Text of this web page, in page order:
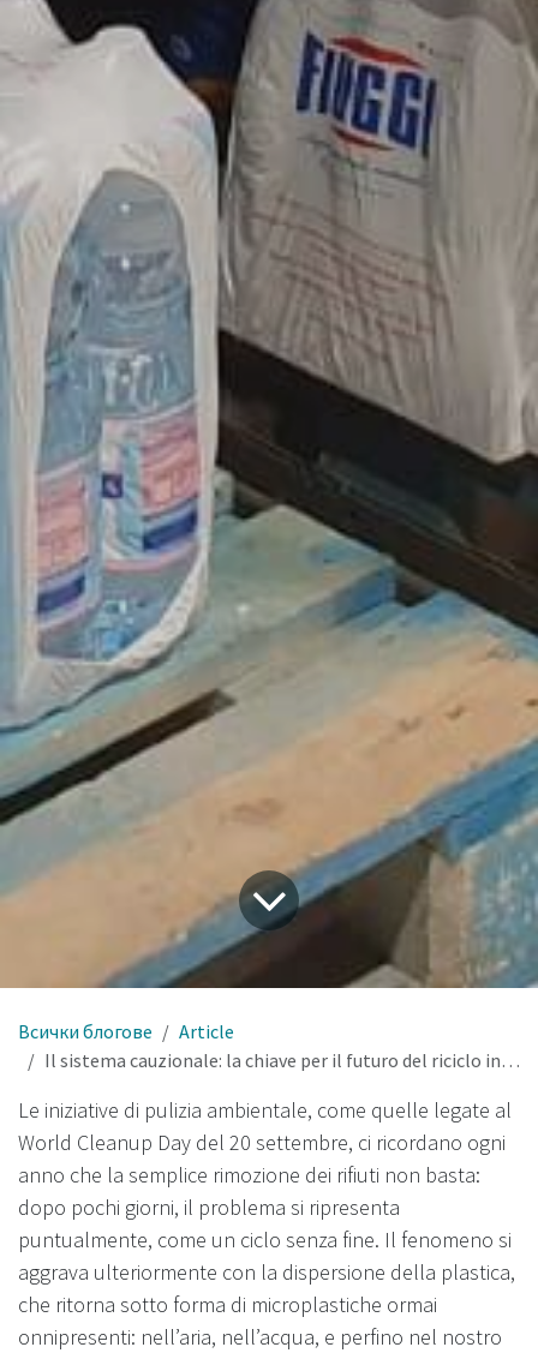
Всички блогове
Article
Il sistema cauzionale: la chiave per il futuro del riciclo in Italia
Le iniziative di pulizia ambientale, come quelle legate al
World Cleanup Day del 20 settembre, ci ricordano ogni
anno che la semplice rimozione dei rifiuti non basta:
dopo pochi giorni, il problema si ripresenta
puntualmente, come un ciclo senza fine. Il fenomeno si
aggrava ulteriormente con la dispersione della plastica,
che ritorna sotto forma di microplastiche ormai
onnipresenti: nell’aria, nell’acqua, e perfino nel nostro